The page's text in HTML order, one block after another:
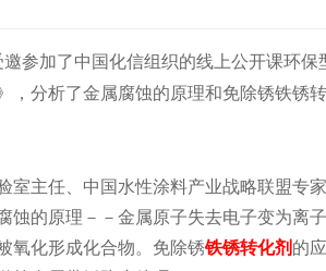
参加了中国化信组织的线上公开课环
，分析了金属腐蚀的原理和免除锈铁锈转
室主任、中国水性涂料产业战略联盟专
蚀的原理－－金属原子失去电子变为离
氧化形成化合物。免除锈铁锈转化剂的